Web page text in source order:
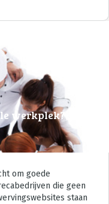
werkplek?
om goede
die geen
staan